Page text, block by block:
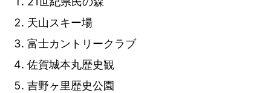
天山スキー場
富士カントリークラブ
佐賀城本丸歴史観
吉野ヶ里歴史公園